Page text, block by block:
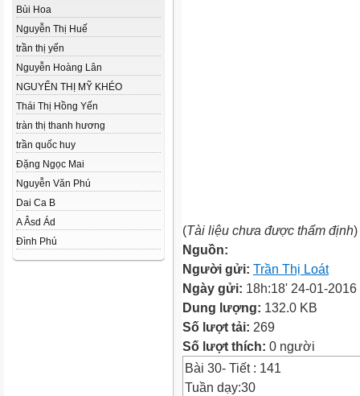
Bùi Hoa
Nguyễn Thị Huế
trần thị yến
Nguyễn Hoàng Lân
NGUYỂN THỊ MỸ KHÉO
Thái Thị Hồng Yến
tràn thị thanh hương
trần quốc huy
Đặng Ngọc Mai
Nguyễn Văn Phú
Dai Ca B
A Âsd Ád
Đình Phú
(Tài liệu chưa được thẩm định)
Nguồn:
Người gửi: Trần Thị Loát
Ngày gửi: 18h:18' 24-01-2016
Dung lượng: 132.0 KB
Số lượt tải: 269
Số lượt thích: 0 người
Bài 30- Tiết : 141
Tuần dạy:30